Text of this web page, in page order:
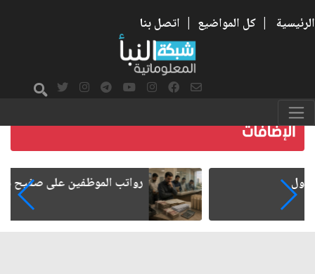
الرئيسية | كل المواضيع | اتصل بنا
رواتب الموظفين على صفيح ساخن